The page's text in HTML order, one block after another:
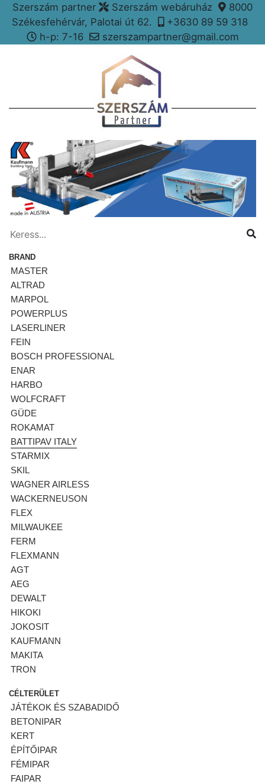
Szerszám partner Szerszám webáruház
8000
Székesfehérvár, Palotai út 62.
+3630 89 59 318
h-p: 7-16
szerszampartner@gmail.com
BRAND
MASTER
ALTRAD
MARPOL
POWERPLUS
LASERLINER
FEIN
BOSCH PROFESSIONAL
ENAR
HARBO
WOLFCRAFT
GÜDE
ROKAMAT
BATTIPAV ITALY
STARMIX
SKIL
WAGNER AIRLESS
WACKERNEUSON
FLEX
MILWAUKEE
FERM
FLEXMANN
AGT
AEG
DEWALT
HIKOKI
JOKOSIT
KAUFMANN
MAKITA
TRON
CÉLTERÜLET
JÁTÉKOK ÉS SZABADIDŐ
BETONIPAR
KERT
ÉPÍTŐIPAR
FÉMIPAR
FAIPAR